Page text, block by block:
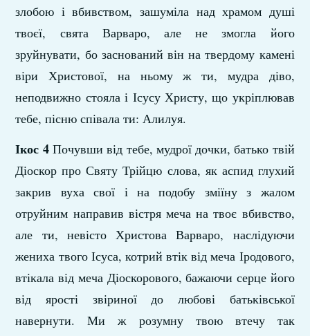
злобою і вбивством, зашуміла над храмом душі
твоєї, свята Варваро, але не змогла його
зруйнувати, бо заснований він на твердому камені
віри Христової, на ньому ж ти, мудра діво,
неподвижно стояла і Ісусу Христу, що укріплював
тебе, пісню співала ти: Алилуя.
Ікос 4Почувши від тебе, мудрої дочки, батько твій
Діоскор про Святу Трійцю слова, як аспид глухий
закрив вуха свої і на подобу зміїну з жалом
отруйним направив вістря меча на твоє вбивство,
але ти, невісто Христова Варваро, наслідуючи
жениха твого Ісуса, котрий втік від меча Іродового,
втікала від меча Діоскорового, бажаючи серце його
від ярості звіриної до любові батьківської
навернути. Ми ж розумну твою втечу так